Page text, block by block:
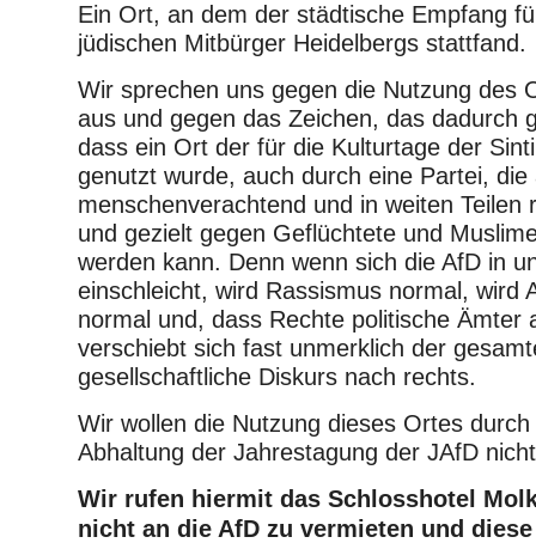
Ein Ort, an dem der städtische Empfang
jüdischen Mitbürger Heidelbergs stattfand.
Wir sprechen uns gegen die Nutzung des
aus und gegen das Zeichen, das dadurch
dass ein Ort der für die Kulturtage der
genutzt wurde, auch durch eine Partei,
menschenverachtend und in weiten Teilen
und gezielt gegen Geflüchtete und
werden kann. Denn wenn sich die AfD in
einschleicht, wird Rassismus normal, wird
normal und, dass Rechte politische Ämter
verschiebt sich fast unmerklich der
gesellschaftliche Diskurs nach rechts.
Wir wollen die Nutzung dieses Ortes
Abhaltung der Jahrestagung der JAfD
Wir rufen hiermit das Schlosshotel
nicht an die AfD zu vermieten und